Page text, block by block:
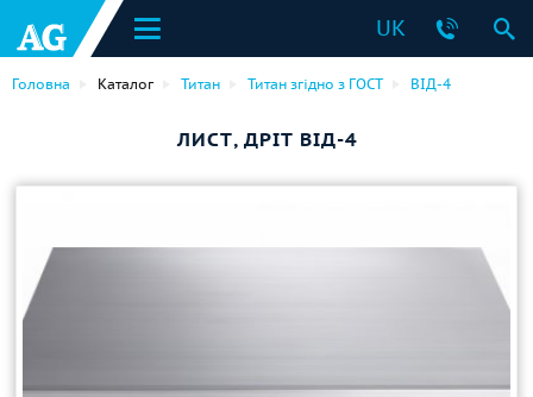
UK
Головна Каталог Титан Титан згідно з ГОСТ ВІД-4
ЛИСТ, ДРІТ ВІД-4